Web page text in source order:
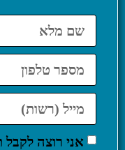
אני רוצה